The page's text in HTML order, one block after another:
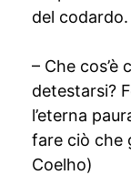
del
– Che cos’è
detestarsi?
l’eterna
fare ciò che
Coelho)